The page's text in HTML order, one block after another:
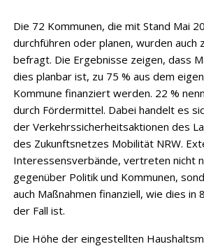
Die 72 Kommunen, die mit Stand Mai
durchführen oder planen, wurden auch
befragt. Die Ergebnisse zeigen, dass
dies planbar ist, zu 75 % aus dem
Kommune finanziert werden. 22 %
durch Fördermittel. Dabei handelt es
der Verkehrssicherheitsaktionen des
des Zukunftsnetzes Mobilität NRW.
Interessensverbände, vertreten nicht
gegenüber Politik und Kommunen,
auch Maßnahmen finanziell, wie dies in
der Fall ist.
Die Höhe der eingestellten